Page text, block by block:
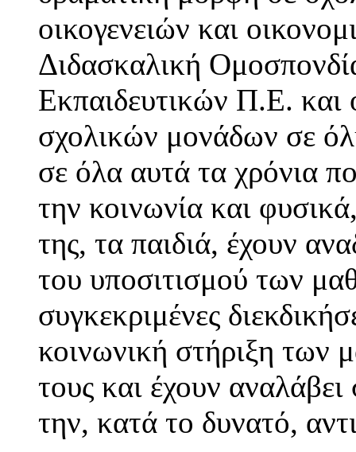
οικογενειών και
Διδασκαλική
Εκπαιδευτικών Π.Ε. και
σχολικών μονάδων σε
σε όλα αυτά τα χρόνια
την κοινωνία και
της, τα παιδιά, έχουν
του υποσιτισμού των
συγκεκριμένες
κοινωνική στήριξη των
τους και έχουν
την, κατά το δυνατό,